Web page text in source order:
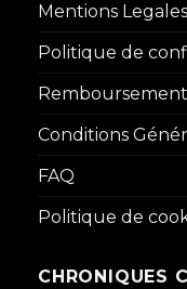
Mentions Legales
Politique de
Conditions
FAQ
Politique de
CHRONIQUES